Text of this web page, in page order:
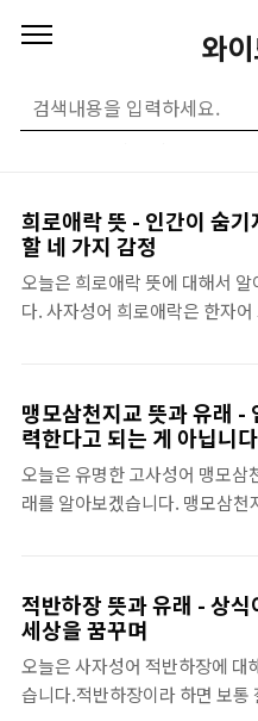
와
우리말 노트 (110)
희로애락 뜻 - 인간이 숨기
할 네 가지 감정
오늘은 희로애락 뜻에 대해서 알
다. 사자성어 희로애락은 한자어
고 할 수 있는데, 한 가지 예를 들
다. 흔하게 사용하는 감정 중에 '
란 말이 있습니다. 애증이란 사
우르는 말로 사랑이란 감정과 미
국 희로애락의 네 가지 감정이 뒤
는 것이라고 할 수 있습니다. [목
애락 뜻 희로애락 뜻과 한자 풀
하게 알고 싶다면, 네이버 한자
자, 단어, 뜻풀이, 부수 등을 참고
맹모삼천지교 뜻과 유래 -
력한다고 되는 게 아닙니다
오늘은 유명한 고사성어 맹모삼
래를 알아보겠습니다. 맹모삼천
다면, 중국에는 맹자의 어머니가
맹자의 어머니는 맹자가 어렸을
환경이 아들에게 얼마나 많은
깨달았으며, 맹자를 위해 기꺼이
적반하장 뜻과 유래 - 상식
세상을 꿈꾸며
오늘은 사자성어 적반하장에 대
습니다.적반하장이라 하면 보통